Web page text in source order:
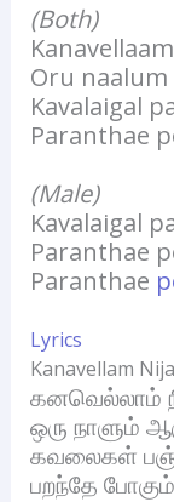
(Both)
Oru naalum
Kavalaigal
Paranthae
(Male)
Kavalaigal
Paranthae
Paranthae
Lyrics
Kanavellam
கனவெல்லாம்
ஒரு நாளும்
கவலைகள்
பறந்தே போகும்